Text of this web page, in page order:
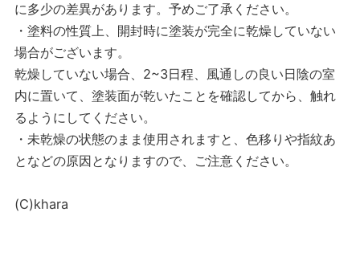
に多少の差異があります。予めご了承ください。
・塗料の性質上、開封時に塗装が完全に乾燥していない
場合がございます。
乾燥していない場合、2~3日程、風通しの良い日陰の室
内に置いて、塗装面が乾いたことを確認してから、触れ
るようにしてください。
・未乾燥の状態のまま使用されますと、色移りや指紋あ
となどの原因となりますので、ご注意ください。
(C)khara